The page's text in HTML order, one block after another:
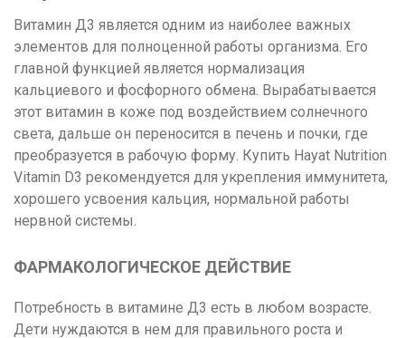
Витамин Д3 является одним из наиболее важных
элементов для полноценной работы организма. Его
главной функцией является нормализация
кальциевого и фосфорного обмена. Вырабатывается
этот витамин в коже под воздействием солнечного
света, дальше он переносится в печень и почки, где
преобразуется в рабочую форму. Купить Hayat Nutrition
Vitamin D3 рекомендуется для укрепления иммунитета,
хорошего усвоения кальция, нормальной работы
нервной системы.
ФАРМАКОЛОГИЧЕСКОЕ ДЕЙСТВИЕ
Потребность в витамине Д3 есть в любом возрасте.
Дети нуждаются в нем для правильного роста и